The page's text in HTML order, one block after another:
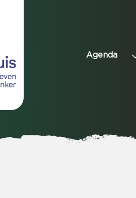
Agenda